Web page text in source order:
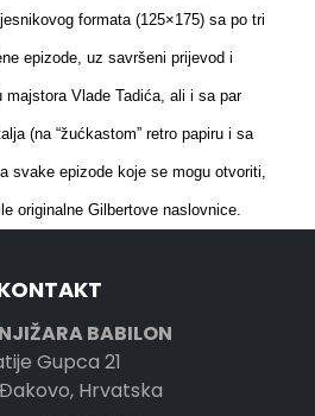
formata (125×175) sa po tri
epizode, uz savršeni prijevod i
majstora Vlade Tadića, ali i sa par
(na “žućkastom” retro papiru i sa
svake epizode koje se mogu otvoriti,
originalne Gilbertove naslovnice.
BABILON
Gupca 21
Hrvatska